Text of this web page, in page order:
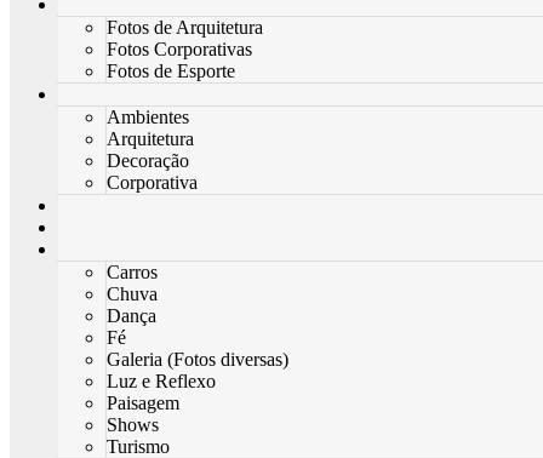
Fotos de Arquitetura
Fotos Corporativas
Fotos de Esporte
Ambientes
Arquitetura
Decoração
Corporativa
Carros
Chuva
Dança
Fé
Galeria (Fotos diversas)
Luz e Reflexo
Paisagem
Shows
Turismo